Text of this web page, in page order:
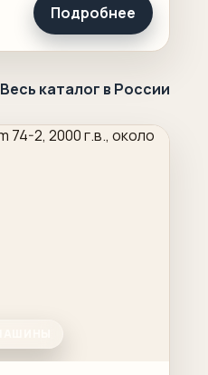
Подробнее
Весь каталог в России